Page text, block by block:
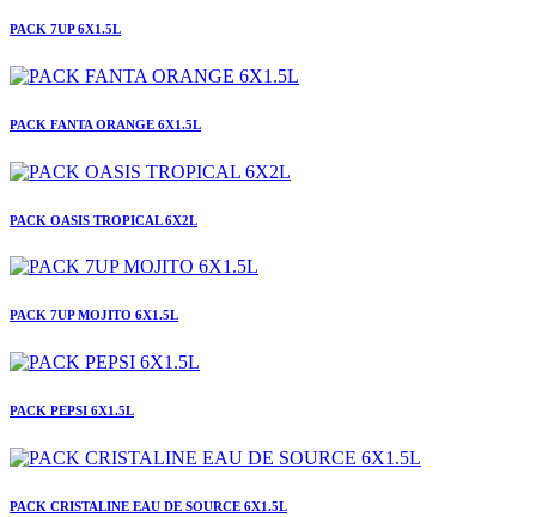
PACK 7UP 6X1.5L
PACK FANTA ORANGE 6X1.5L
PACK OASIS TROPICAL 6X2L
PACK 7UP MOJITO 6X1.5L
PACK PEPSI 6X1.5L
PACK CRISTALINE EAU DE SOURCE 6X1.5L